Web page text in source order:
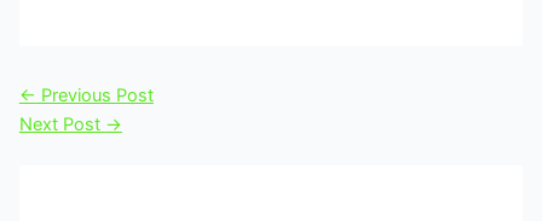
← Previous Post
Next Post →